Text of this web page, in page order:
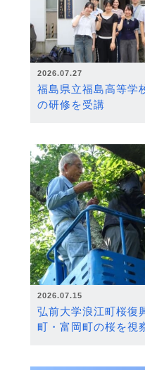
2026.07.27
福島県立福島高等学
の研修を受講
2026.07.15
弘前大学浪江町桜
町・富岡町の桜を視